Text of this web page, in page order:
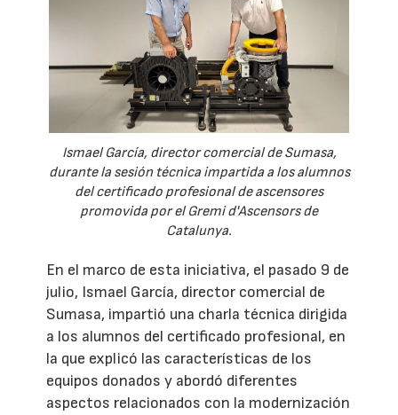
Ismael García, director comercial de Sumasa,
durante la sesión técnica impartida a los alumnos
del certificado profesional de ascensores
promovida por el Gremi d'Ascensors de
Catalunya.
En el marco de esta iniciativa, el pasado 9 de
julio, Ismael García, director comercial de
Sumasa, impartió una charla técnica dirigida
a los alumnos del certificado profesional, en
la que explicó las características de los
equipos donados y abordó diferentes
aspectos relacionados con la modernización